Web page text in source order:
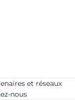
et réseaux
nous